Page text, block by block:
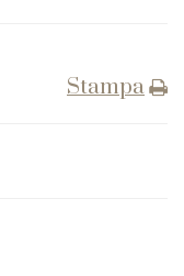
Stampa